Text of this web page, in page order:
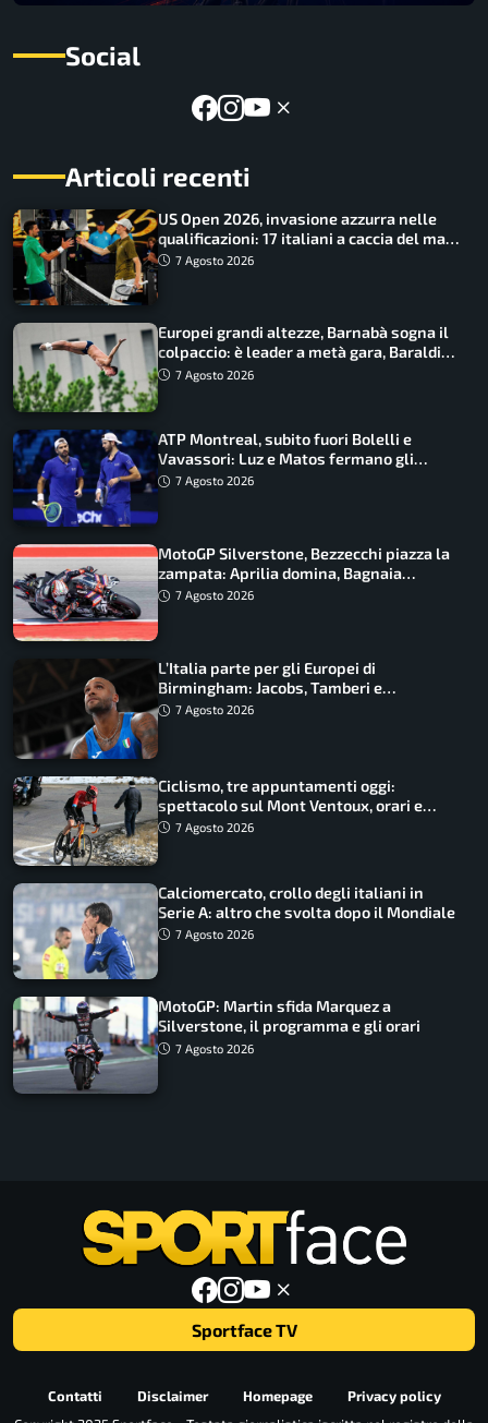
Social
Articoli recenti
US Open 2026, invasione azzurra nelle
qualificazioni: 17 italiani a caccia del main
draw7 Agosto 2026
Europei grandi altezze, Barnabà sogna il
colpaccio: è leader a metà gara, Baraldi
ancora in corsa
7 Agosto 2026
ATP Montreal, subito fuori Bolelli e
Vavassori: Luz e Matos fermano gli
azzurri
7 Agosto 2026
MotoGP Silverstone, Bezzecchi piazza la
zampata: Aprilia domina, Bagnaia
costretto al Q1
7 Agosto 2026
L’Italia parte per gli Europei di
Birmingham: Jacobs, Tamberi e
Battocletti guidano una spedizione
7 Agosto 2026
Ciclismo, tre appuntamenti oggi:
spettacolo sul Mont Ventoux, orari e
come vederli
7 Agosto 2026
Calciomercato, crollo degli italiani in
Serie A: altro che svolta dopo il Mondiale
7 Agosto 2026
MotoGP: Martin sfida Marquez a
Silverstone, il programma e gli orari
7 Agosto 2026
Sportface TV
Contatti Disclaimer Homepage
Privacy policy